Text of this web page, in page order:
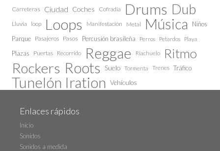
Carreteras Ciudad Coches Cofradía Drums Dub
Lluvia loop Loops Manifestación Metal Música
Niños
Parque Pasajeros Pasos Percusión brasileña Perros Petardos Playa
Plazas Puertas Recorrido Reggae Riachuelo Ritmo
Rockers Roots Suelo Tormenta Trenes Tráfico
Tunelón Iration Vehículos
Enlaces rápidos
Inicio
Sonidos
Sonidos a medida